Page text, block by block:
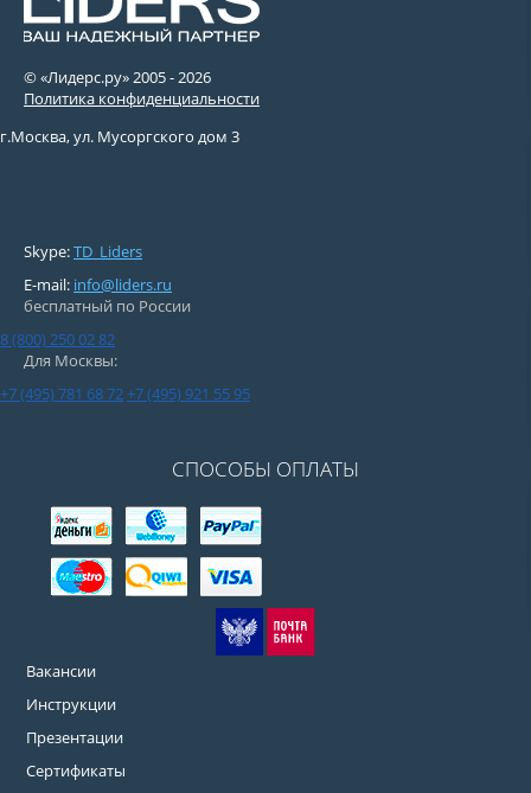
© «Лидерс.ру» 2005 -2026
Политика конфиденциальности
г.Москва, ул. Мусоргского дом 3
Skype:TD_Liders
E-mail: info@liders.ru
бесплатный по России
8 (800) 250 02 82
Для Москвы:
+7 (495) 781 68 72+7 (495) 921 55 95
СПОСОБЫ ОПЛАТЫ
Вакансии
Инструкции
Презентации
Сертификаты